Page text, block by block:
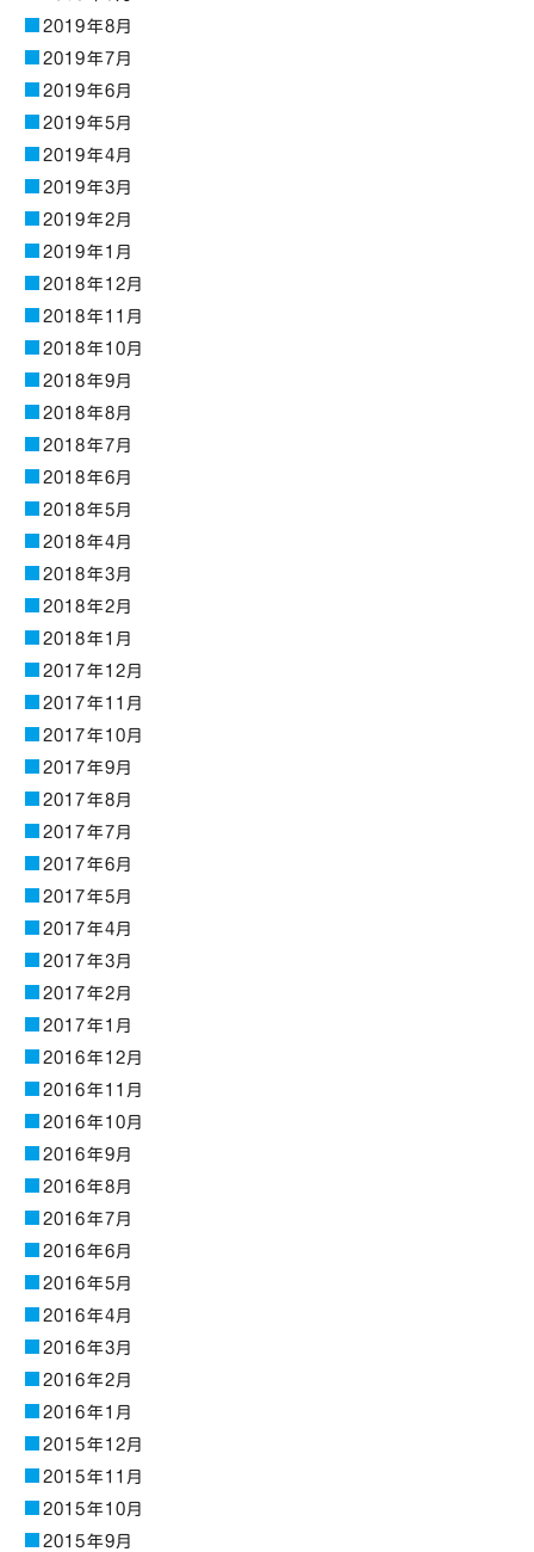
2019年8月
2019年7月
2019年6月
2019年5月
2019年4月
2019年3月
2019年2月
2019年1月
2018年12月
2018年11月
2018年10月
2018年9月
2018年8月
2018年7月
2018年6月
2018年5月
2018年4月
2018年3月
2018年2月
2018年1月
2017年12月
2017年11月
2017年10月
2017年9月
2017年8月
2017年7月
2017年6月
2017年5月
2017年4月
2017年3月
2017年2月
2017年1月
2016年12月
2016年11月
2016年10月
2016年9月
2016年8月
2016年7月
2016年6月
2016年5月
2016年4月
2016年3月
2016年2月
2016年1月
2015年12月
2015年11月
2015年10月
2015年9月